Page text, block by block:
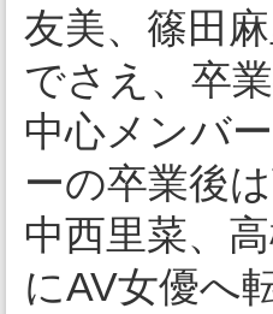
友美、篠田
でさえ、卒
中心メンバ
ーの卒業後
中西里菜、
にAV女優へ